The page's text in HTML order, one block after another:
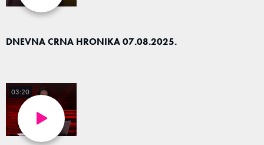
DNEVNA CRNA HRONIKA 07.08.2025.
03:20